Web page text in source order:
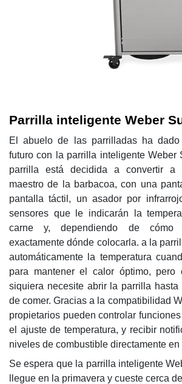
Parrilla inteligente Weber
El abuelo de las parrilladas ha
futuro con la parrilla inteligente Weber
parrilla está decidida a convertir a
maestro de la barbacoa, con una
pantalla táctil, un asador por
sensores que le indicarán la
carne y, dependiendo de cómo
exactamente dónde colocarla. a la
automáticamente la temperatura
para mantener el calor óptimo,
siquiera necesite abrir la parrilla
de comer. Gracias a la compatibilidad
propietarios pueden controlar
el ajuste de temperatura, y recibir
niveles de combustible directamente en
Se espera que la parrilla inteligente
llegue en la primavera y cueste cerca